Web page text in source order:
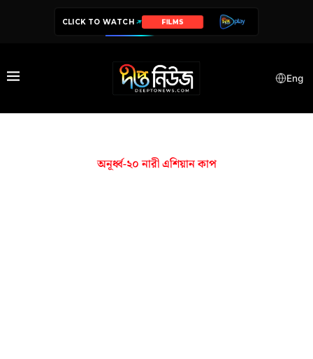
CLICK TO WATCH FILMS
Eng
অনূর্ধ্ব-২০ নারী এশিয়ান কাপ